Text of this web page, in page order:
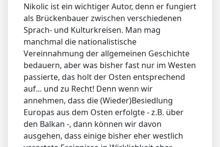
Nikolic ist ein wichtiger Autor, denn er fungiert
als Brückenbauer zwischen verschiedenen
Sprach- und Kulturkreisen. Man mag
manchmal die nationalistische
Vereinnahmung der allgemeinen Geschichte
bedauern, aber was bisher fast nur im Westen
passierte, das holt der Osten entsprechend
auf... und zu Recht! Denn wenn wir
annehmen, dass die (Wieder)Besiedlung
Europas aus dem Osten erfolgte - z.B. über
den Balkan -, dann können wir davon
ausgehen, dass einige bisher eher westlich